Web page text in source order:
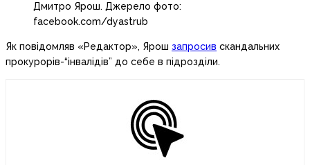
Дмитро Ярош. Джерело фото:
facebook.com/dyastrub
Як повідомляв «Редактор», Ярош запросив скандальних
прокурорів-“інвалідів” до себе в підрозділи.